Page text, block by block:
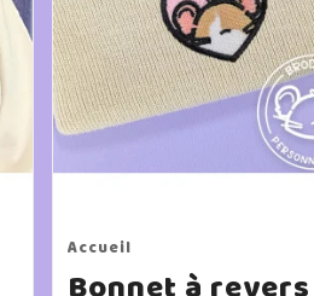
Accueil